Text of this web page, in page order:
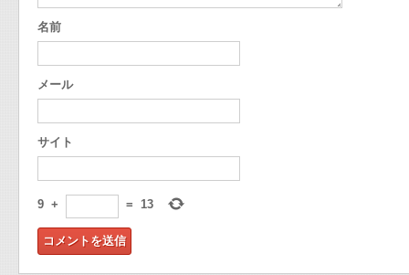
名前
メール
サイト
9 + = 13